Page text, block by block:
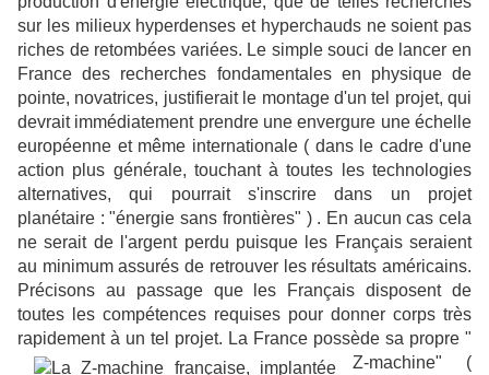
sur les milieux hyperdenses et hyperchauds ne soient pas
riches de retombées variées. Le simple souci de lancer en
France des recherches fondamentales en physique de
pointe, novatrices, justifierait le montage d'un tel projet, qui
devrait immédiatement prendre une envergure une échelle
européenne et même internationale ( dans le cadre d'une
action plus générale, touchant à toutes les technologies
alternatives, qui pourrait s'inscrire dans un projet
planétaire : "énergie sans frontières" ) . En aucun cas cela
ne serait de l'argent perdu puisque les Français seraient
au minimum assurés de retrouver les résultats américains.
Précisons au passage que les Français disposent de
toutes les compétences requises pour donner corps très
rapidement à un tel projet. La France possède sa propre "
Z-machine" (